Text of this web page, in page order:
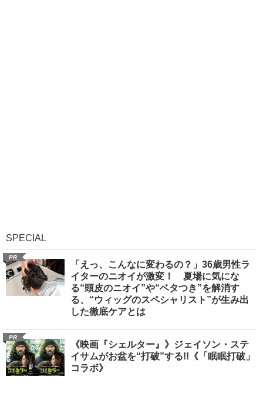
SPECIAL
PR
「えっ、こんなに変わるの？」36歳男性ラ
イターのニオイが激変！ 夏場に気にな
る“頭皮のニオイ”や“ベタつき”を解消す
る、“ウィッグのスペシャリスト”が生み出
した徹底ケアとは
PR
《映画『シェルター』》ジェイソン・ステ
イサムがお盆を“打破”する!!《「眠眠打破」
コラボ》